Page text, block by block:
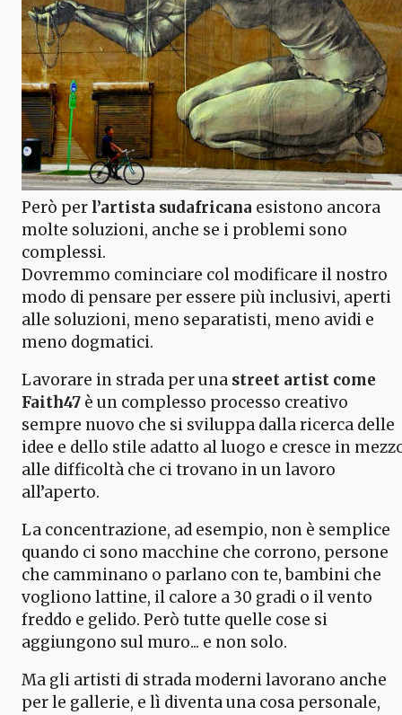
Però per l’artista sudafricana esistono ancora
molte soluzioni, anche se i problemi sono
complessi.
Dovremmo cominciare col modificare il nostro
modo di pensare per essere più inclusivi, aperti
alle soluzioni, meno separatisti, meno avidi e
meno dogmatici.
Lavorare in strada per una street artist come
Faith47 è un complesso processo creativo
sempre nuovo che si sviluppa dalla ricerca delle
idee e dello stile adatto al luogo e cresce in
alle difficoltà che ci trovano in un lavoro
all’aperto.
La concentrazione, ad esempio, non è semplice
quando ci sono macchine che corrono, persone
che camminano o parlano con te, bambini che
vogliono lattine, il calore a 30 gradi o il vento
freddo e gelido. Però tutte quelle cose si
aggiungono sul muro... e non solo.
Ma gli artisti di strada moderni lavorano anche
per le gallerie, e lì diventa una cosa personale,